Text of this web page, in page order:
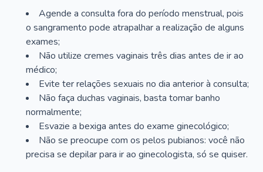
Agende a consulta fora do período menstrual, pois
o sangramento pode atrapalhar a realização de alguns
exames;
Não utilize cremes vaginais três dias antes de ir ao
médico;
Evite ter relações sexuais no dia anterior à consulta;
Não faça duchas vaginais, basta tomar banho
normalmente;
Esvazie a bexiga antes do exame ginecológico;
Não se preocupe com os pelos pubianos: você não
precisa se depilar para ir ao ginecologista, só se quiser.